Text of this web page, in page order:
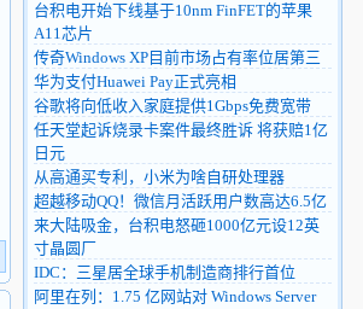
台积电开始下线基于10nm FinFET的苹果
A11芯片
传奇Windows XP目前市场占有率位居第三
华为支付Huawei Pay正式亮相
谷歌将向低收入家庭提供1Gbps免费宽带
任天堂起诉烧录卡案件最终胜诉 将获赔1亿
日元
从高通买专利，小米为啥自研处理器
超越移动QQ！微信月活跃用户数高达6.5亿
来大陆吸金，台积电怒砸1000亿元设12英
寸晶圆厂
IDC：三星居全球手机制造商排行首位
阿里在列：1.75 亿网站对 Windows Server